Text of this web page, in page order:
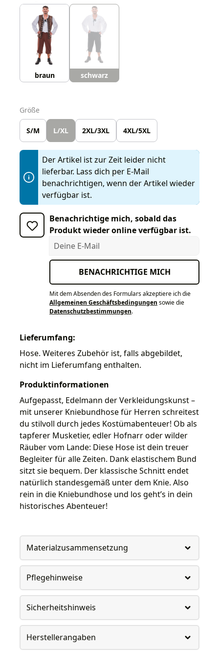
braun schwarz
Größe
S/M L/XL 2XL/3XL 4XL/5XL
Der Artikel ist zur Zeit leider nicht
lieferbar. Lass dich per E-Mail
benachrichtigen, wenn der Artikel wieder
verfügbar ist.
Benachrichtige mich, sobald das
Produkt wieder online verfügbar ist.
Deine E-Mail
BENACHRICHTIGE MICH
Mit dem Absenden des Formulars akzeptiere ich die
Allgemeinen Geschäftsbedingungen sowie die
Datenschutzbestimmungen.
Lieferumfang:
Hose. Weiteres Zubehör ist, falls abgebildet,
nicht im Lieferumfang enthalten.
Produktinformationen
Aufgepasst, Edelmann der Verkleidungskunst –
mit unserer Kniebundhose für Herren schreitest
du stilvoll durch jedes Kostümabenteuer! Ob als
tapferer Musketier, edler Hofnarr oder wilder
Räuber vom Lande: Diese Hose ist dein treuer
Begleiter für alle Zeiten. Dank elastischem Bund
sitzt sie bequem. Der klassische Schnitt endet
natürlich standesgemäß unter dem Knie. Also
rein in die Kniebundhose und los geht’s in dein
historisches Abenteuer!
Materialzusammensetzung
Pflegehinweise
Sicherheitshinweis
Herstellerangaben